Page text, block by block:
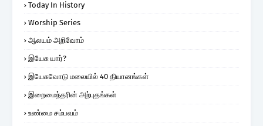
Today In History
Worship Series
ஆலயம் அறிவோம்
இயேசு யார்?
இயேசுவோடு மலையில் 40 தியானங்கள்
இறைமைந்தரின் அற்புதங்கள்
உண்மை சம்பவம்